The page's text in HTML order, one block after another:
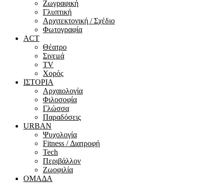
Ζωγραφική
Γλυπτική
Αρχιτεκτονική / Σχέδιο
Φωτογραφία
ACT
Θέατρο
Σινεμά
ΤV
Χορός
ΙΣΤΟΡΙΑ
Αρχαιολογία
Φιλοσοφία
Γλώσσα
Παραδόσεις
URBAN
Ψυχολογία
Fitness / Διατροφή
Tech
Περιβάλλον
Ζωοφιλία
ΟΜΑΔΑ